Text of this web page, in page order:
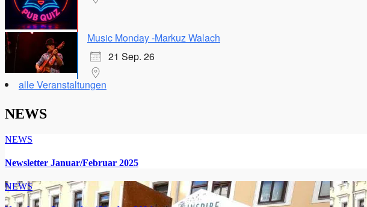
Music Monday -Markuz Walach
21 Sep. 26
alle Veranstaltungen
NEWS
NEWS
Newsletter Januar/Februar 2025
NEWS